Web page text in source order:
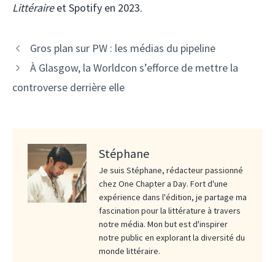
Littéraireet Spotify en 2023.
Gros plan sur PW : les médias du pipeline
À Glasgow, la Worldcon s’efforce de mettre la
controverse derrière elle
Stéphane
Je suis Stéphane, rédacteur passionné
chez One Chapter a Day. Fort d'une
expérience dans l'édition, je partage ma
fascination pour la littérature à travers
notre média. Mon but est d'inspirer
notre public en explorant la diversité du
monde littéraire.